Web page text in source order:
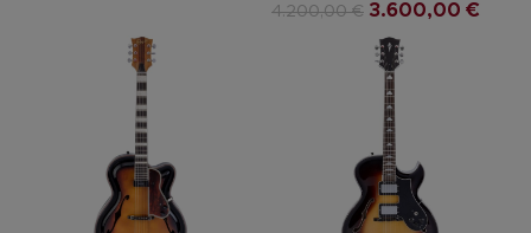
4.200,00€ 3.600,00 €